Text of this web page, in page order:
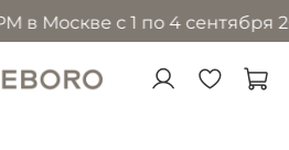
с 1 по 4 сентября 2026